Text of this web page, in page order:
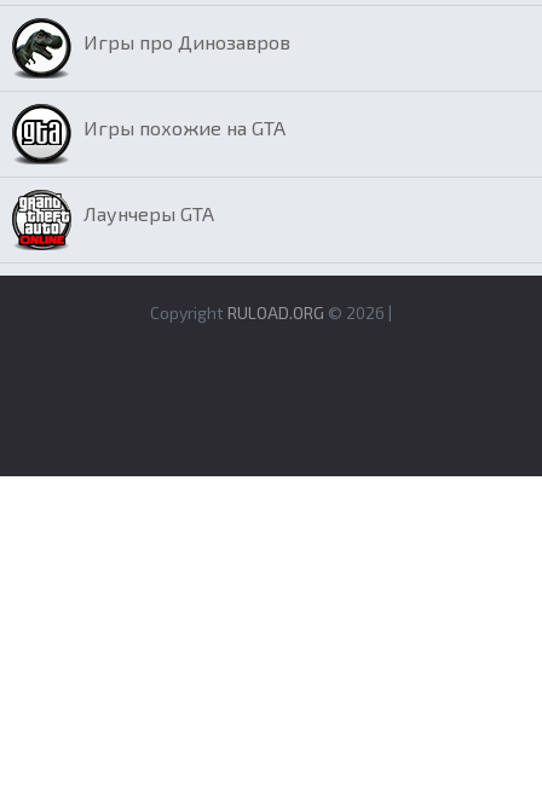
Игры про Динозавров
Игры похожие на GTA
Лаунчеры GTA
Copyright RULOAD.ORG © 2026 |